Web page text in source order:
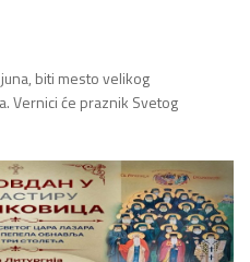
biti mesto velikog
Vernici će praznik Svetog